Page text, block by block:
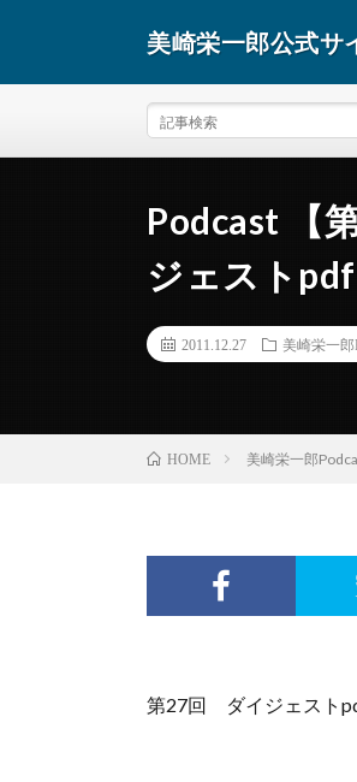
美崎栄一郎公式サ
Podcast 【
ジェストpdf
2011.12.27 美崎栄一郎
HOME 美崎栄一郎
第27回 ダイジェスト